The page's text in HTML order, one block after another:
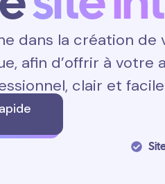
dans la création
afin d’offrir à votre
clair et